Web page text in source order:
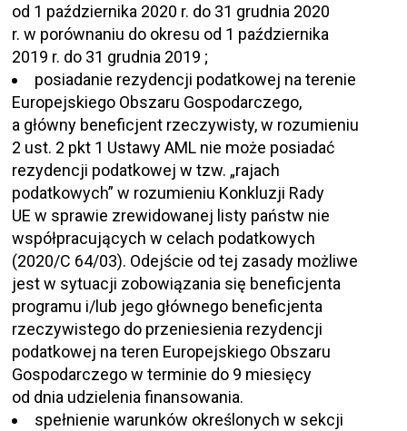
od 1 października 2020 r. do 31 grudnia 2020
r. w porównaniu do okresu od 1 października
2019 r. do 31 grudnia 2019 ;
posiadanie rezydencji podatkowej na terenie
Europejskiego Obszaru Gospodarczego,
a główny beneficjent rzeczywisty, w rozumieniu
2 ust. 2 pkt 1 Ustawy AML nie może posiadać
rezydencji podatkowej w tzw. „rajach
podatkowych” w rozumieniu Konkluzji Rady
UE w sprawie zrewidowanej listy państw nie
współpracujących w celach podatkowych
(2020/C 64/03). Odejście od tej zasady możliwe
jest w sytuacji zobowiązania się beneficjenta
programu i/lub jego głównego beneficjenta
rzeczywistego do przeniesienia rezydencji
podatkowej na teren Europejskiego Obszaru
Gospodarczego w terminie do 9 miesięcy
od dnia udzielenia finansowania.
spełnienie warunków określonych w sekcji